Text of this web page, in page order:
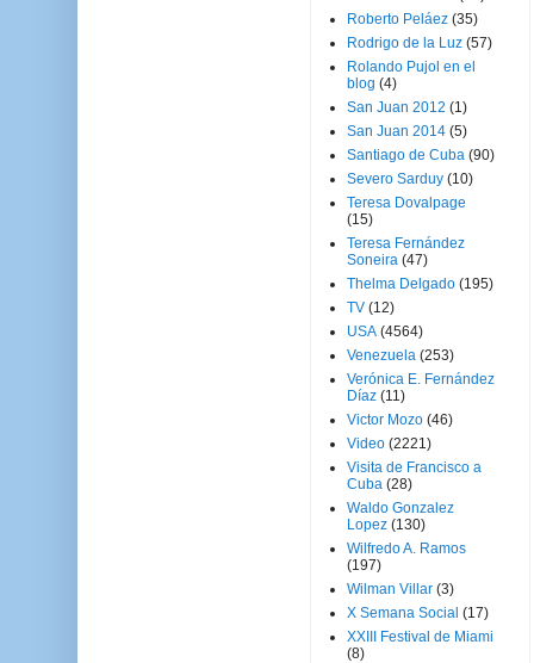
Roberto Peláez (35)
Rodrigo de la Luz (57)
Rolando Pujol en el
blog (4)
San Juan 2012 (1)
San Juan 2014 (5)
Santiago de Cuba (90)
Severo Sarduy (10)
Teresa Dovalpage
(15)
Teresa Fernández
Soneira (47)
Thelma Delgado (195)
TV (12)
USA (4564)
Venezuela (253)
Verónica E. Fernández
Díaz (11)
Victor Mozo (46)
Video (2221)
Visita de Francisco a
Cuba (28)
Waldo Gonzalez
Lopez (130)
Wilfredo A. Ramos
(197)
Wilman Villar (3)
X Semana Social (17)
XXIII Festival de Miami
(8)